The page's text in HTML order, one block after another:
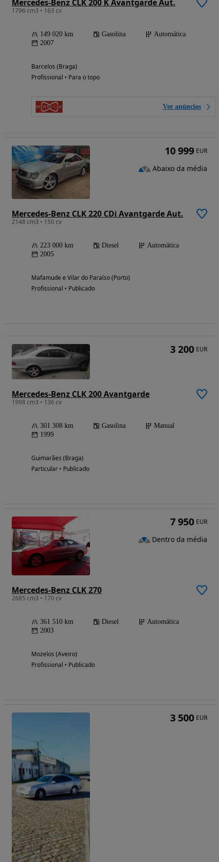
Mercedes-Benz CLK 200 K Avantgarde Aut.
1796 cm3 • 163 cv
149 020 km Gasolina
Automática
2007
Barcelos (Braga)
Profissional • Para o topo
Ver anúncios
Mercedes-Benz CLK 220 CDi Avantgarde Aut.
2148 cm3 • 150 cv
223 000 km Diesel
Automática
2005
Mafamude e Vilar do Paraíso (Porto)
Profissional • Publicado
10 999 EUR
Abaixo da média
Mercedes-Benz CLK 200 Avantgarde
1998 cm3 • 136 cv
301 308 km Gasolina
Manual
1999
Guimarães (Braga)
Particular • Publicado
3 200 EUR
Mercedes-Benz CLK 270
2685 cm3 • 170 cv
361 510 km Diesel
Automática
2003
Mozelos (Aveiro)
Profissional • Publicado
7 950 EUR
Dentro da média
3 500 EUR